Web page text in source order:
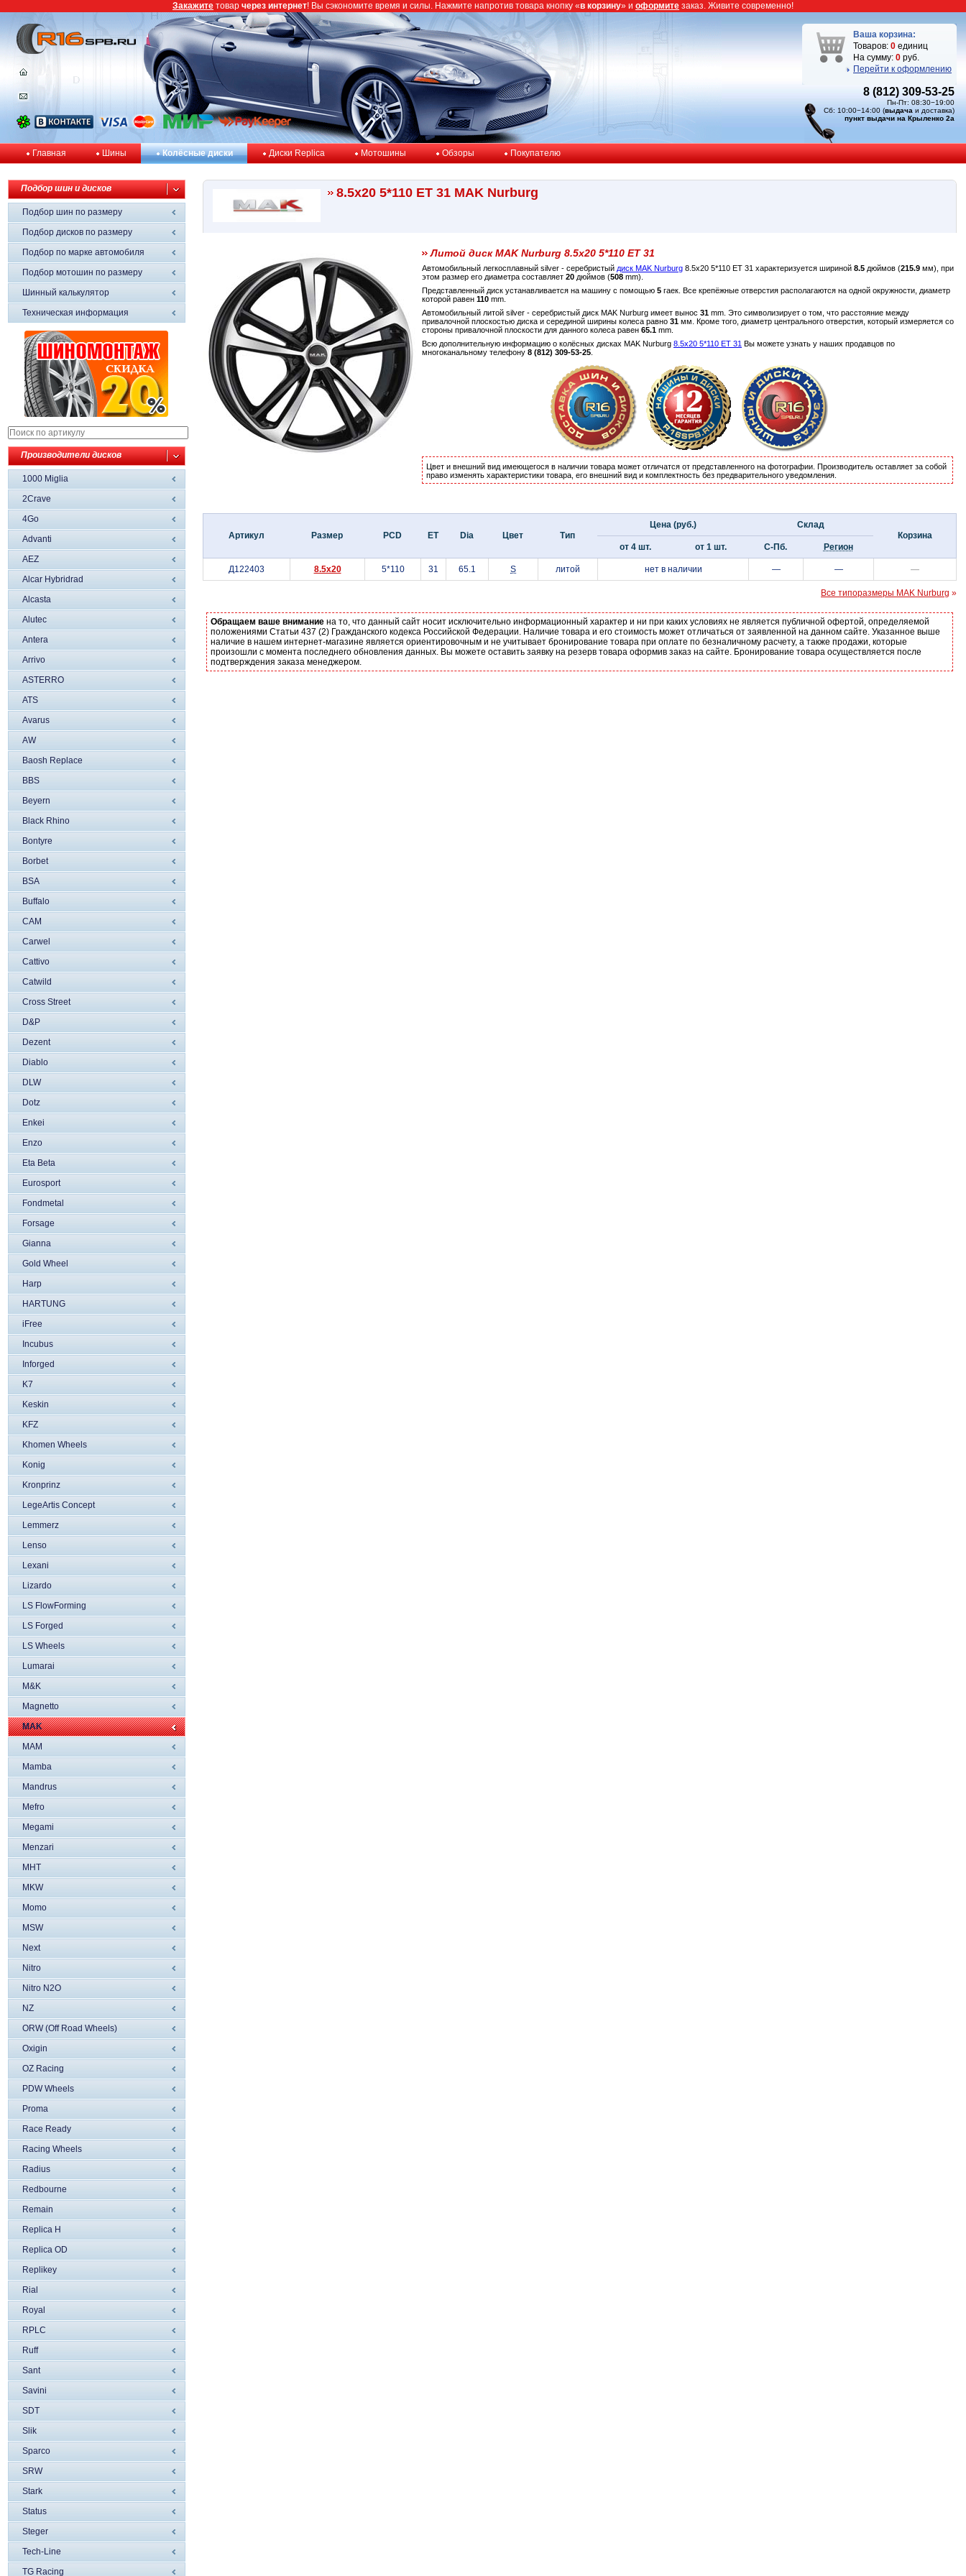
Ваша корзина:
Товаров: 0 единиц
На сумму: 0 руб.
Перейти к оформлению
8 (812) 309-53-25
Пн-Пт: 08:30−19:00
Сб: 10:00−14:00 (выдача и доставка)
пункт выдачи на Крыленко 2а
Главная Шины Колёсные диски Диски Replica Мотошины Обзоры Покупателю
Подбор шин и дисков
Подбор шин по размеру
Подбор дисков по размеру
Подбор по марке автомобиля
Подбор мотошин по размеру
Шинный калькулятор
Техническая информация
Производители дисков
1000 Miglia
2Crave
4Go
Advanti
AEZ
Alcar Hybridrad
Alcasta
Alutec
Antera
Arrivo
ASTERRO
ATS
Avarus
AW
Baosh Replace
BBS
Beyern
Black Rhino
Bontyre
Borbet
BSA
Buffalo
CAM
Carwel
Cattivo
Catwild
Cross Street
D&P
Dezent
Diablo
DLW
Dotz
Enkei
Enzo
Eta Beta
Eurosport
Fondmetal
Forsage
Gianna
Gold Wheel
Harp
HARTUNG
iFree
Incubus
Inforged
K7
Keskin
KFZ
Khomen Wheels
Konig
Kronprinz
LegeArtis Concept
Lemmerz
Lenso
Lexani
Lizardo
LS FlowForming
LS Forged
LS Wheels
Lumarai
M&K
Magnetto
MAK
MAM
Mamba
Mandrus
Mefro
Megami
Menzari
MHT
MKW
Momo
MSW
Next
Nitro
Nitro N2O
NZ
ORW (Off Road Wheels)
Oxigin
OZ Racing
PDW Wheels
Proma
Race Ready
Racing Wheels
Radius
Redbourne
Remain
Replica H
Replica OD
Replikey
Rial
Royal
RPLC
Ruff
Sant
Savini
SDT
Slik
Sparco
SRW
Stark
Status
Steger
Tech-Line
TG Racing
8.5x20 5*110 ET 31 MAK Nurburg
Литой диск MAK Nurburg 8.5x20 5*110 ET 31
Автомобильный легкосплавный silver - серебристый диск MAK Nurburg 8.5x20 5*110 ET 31 характеризуется шириной 8.5 дюймов (215.9 мм), при
этом размер его диаметра составляет 20 дюймов (508 mm).
Представленный диск устанавливается на машину с помощью 5 гаек. Все крепёжные отверстия располагаются на одной окружности, диаметр
которой равен 110 mm.
Автомобильный литой silver - серебристый диск MAK Nurburg имеет вынос 31 mm. Это символизирует о том, что расстояние между
привалочной плоскостью диска и серединой ширины колеса равно 31 мм. Кроме того, диаметр центрального отверстия, который измеряется со
стороны привалочной плоскости для данного колеса равен 65.1 mm.
Всю дополнительную информацию о колёсных дисках MAK Nurburg 8.5x20 5*110 ET 31 Вы можете узнать у наших продавцов по
многоканальному телефону 8 (812) 309-53-25
Цвет и внешний вид имеющегося в наличии товара может отличатся от представленного на фотографии. Производитель оставляет за собой
право изменять характеристики товара, его внешний вид и комплектность без предварительного уведомления.
Артикул Размер PCD ET Dia Цвет Тип
Цена (руб.)
Склад
Корзина
от 4 шт.
от 1 шт. С-Пб. Регион
Д122403 8.5x20 5*110 31 65.1 S литой нет в наличии — — —
Все типоразмеры MAK Nurburg »
Обращаем ваше внимание на то, что данный сайт носит исключительно информационный характер и ни при каких условиях не является публичной офертой, определяемой
положениями Статьи 437 (2) Гражданского кодекса Российской Федерации. Наличие товара и его стоимость может отличаться от заявленной на данном сайте. Указанное выше
наличие в нашем интернет-магазине является ориентировочным и не учитывает бронирование товара при оплате по безналичному расчету, а также продажи, которые
произошли с момента последнего обновления данных. Вы можете оставить заявку на резерв товара оформив заказ на сайте. Бронирование товара осуществляется после
подтверждения заказа менеджером.
Закажите товар через интернет! Вы сэкономите время и силы. Нажмите напротив товара кнопку «в корзину» и оформите заказ. Живите современно!